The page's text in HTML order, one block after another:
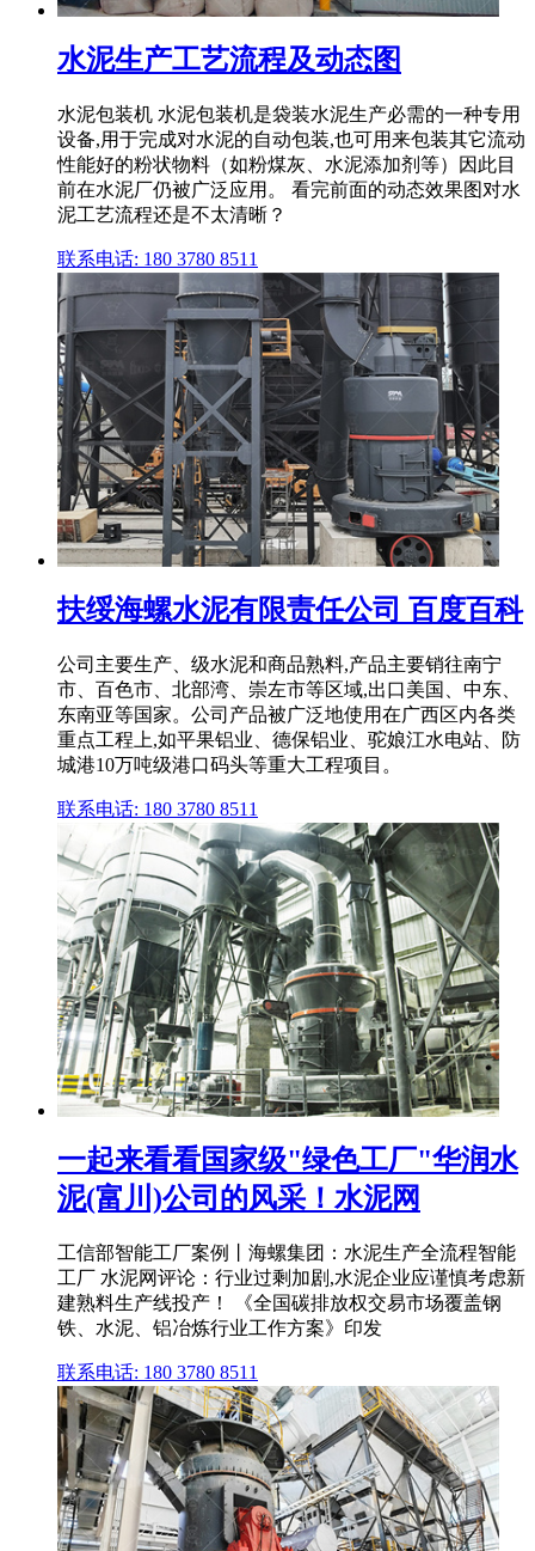
水泥生产工艺流程及动态图
水泥包装机 水泥包装机是袋装水泥生产必需的一种专用
设备,用于完成对水泥的自动包装,也可用来包装其它流动
性能好的粉状物料（如粉煤灰、水泥添加剂等）因此目
前在水泥厂仍被广泛应用。 看完前面的动态效果图对水
泥工艺流程还是不太清晰？
联系电话: 180 3780 8511
扶绥海螺水泥有限责任公司 百度百科
公司主要生产、级水泥和商品熟料,产品主要销往南宁
市、百色市、北部湾、崇左市等区域,出口美国、中东、
东南亚等国家。公司产品被广泛地使用在广西区内各类
重点工程上,如平果铝业、德保铝业、驼娘江水电站、防
城港10万吨级港口码头等重大工程项目。
联系电话: 180 3780 8511
一起来看看国家级"绿色工厂"华润水
泥(富川)公司的风采！水泥网
工信部智能工厂案例丨海螺集团：水泥生产全流程智能
工厂 水泥网评论：行业过剩加剧,水泥企业应谨慎考虑新
建熟料生产线投产！ 《全国碳排放权交易市场覆盖钢
铁、水泥、铝冶炼行业工作方案》印发
联系电话: 180 3780 8511